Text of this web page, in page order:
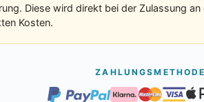
Diese wird direkt bei der Zulassung
Kosten.